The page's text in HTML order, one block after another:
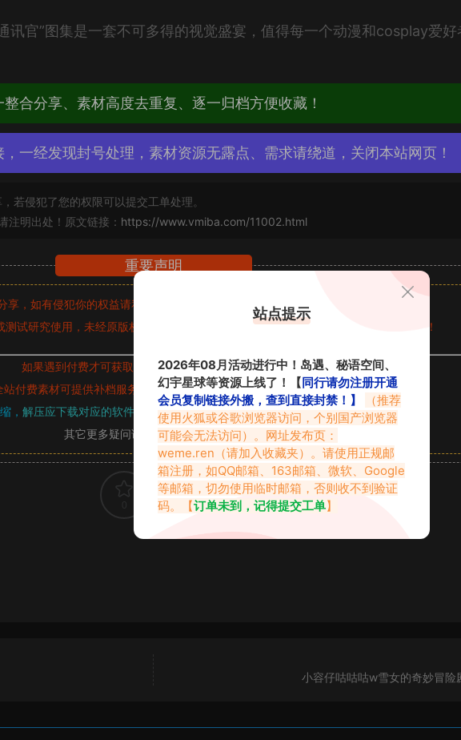
讯官”图集是一套不可多得的视觉盛宴，值得每一个动漫和cosplay爱好
合分享、素材高度去重复、逐一归档方便收藏！
一经发现封号处理，素材资源无露点、需求请绕道，关闭本站网页！
若侵犯了您的权限可以提交工单处理。
注明出处！原文链接： https://www.vmiba.com/11002.html
重要声明
享，如有侵犯你的权益请私信留言
收到留言后，我们会第一时间进行审核后删除。
试研究使用，未经原版权作者许可,禁止用于任何商业途径！请在下载24小时内删除！
如果遇到付费才可获取的素材，建议升级对应的VIP。
站付费素材可提供补档服务
均有备份”，素材以主流网盘分享。
， 解压应下载对应的软件操作，电脑：7-zip；安卓：zarchiver；苹果：解压专家
其它更多疑问请查看站内帮助中心！
小容仔咕咕咕w雪女的奇妙冒险
站点提示
2026年08月活动进行中！岛遇、秘语空间、
幻宇星球等资源上线了！【同行请勿注册开通
会员复制链接外搬，查到直接封禁！】
（推荐
使用火狐或谷歌浏览器访问，个别国产浏览器
可能会无法访问）。网址发布页：
weme.ren （请加入收藏夹）。请使用正规邮
箱注册，如QQ邮箱、163邮箱、微软、Google
等邮箱，切勿使用临时邮箱，否则收不到验证
码。【订单未到，记得提交工单】